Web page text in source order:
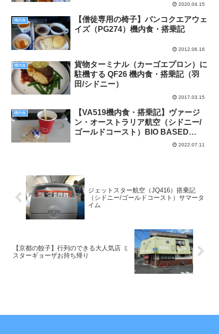
2020.04.15
機内食
【僧徒専用の椅子】バンコクエアウェ
イズ（PG274）機内食・搭乗記
2012.06.16
機内食
貨物ターミナル（カーゴエプロン）に
駐機する QF26 機内食・搭乗記（羽
田/シドニー）
2017.03.15
機内食
【VA519機内食・搭乗記】ヴァージ
ン・オーストラリア航空（シドニー/
ゴールドコースト）BIO BASED
2022.07.11
ジェットスター航空（JQ416）搭乗記
（シドニー/ゴールドコースト）サマータ
イム
【京都の餃子】行列のできる大人気店 ミ
スターギョーザお持ち帰り